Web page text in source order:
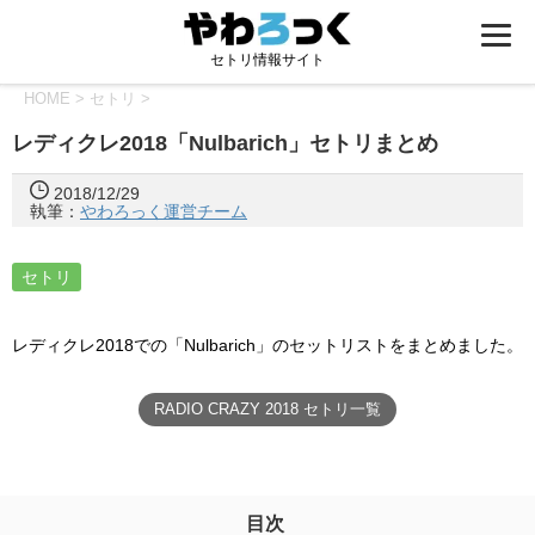
セトリ情報サイト
HOME > セトリ >
レディクレ2018「Nulbarich」セトリまとめ
2018/12/29
執筆： やわろっく運営チーム
セトリ
レディクレ2018での「Nulbarich」のセットリストをまとめました。
RADIO CRAZY 2018 セトリ一覧
目次